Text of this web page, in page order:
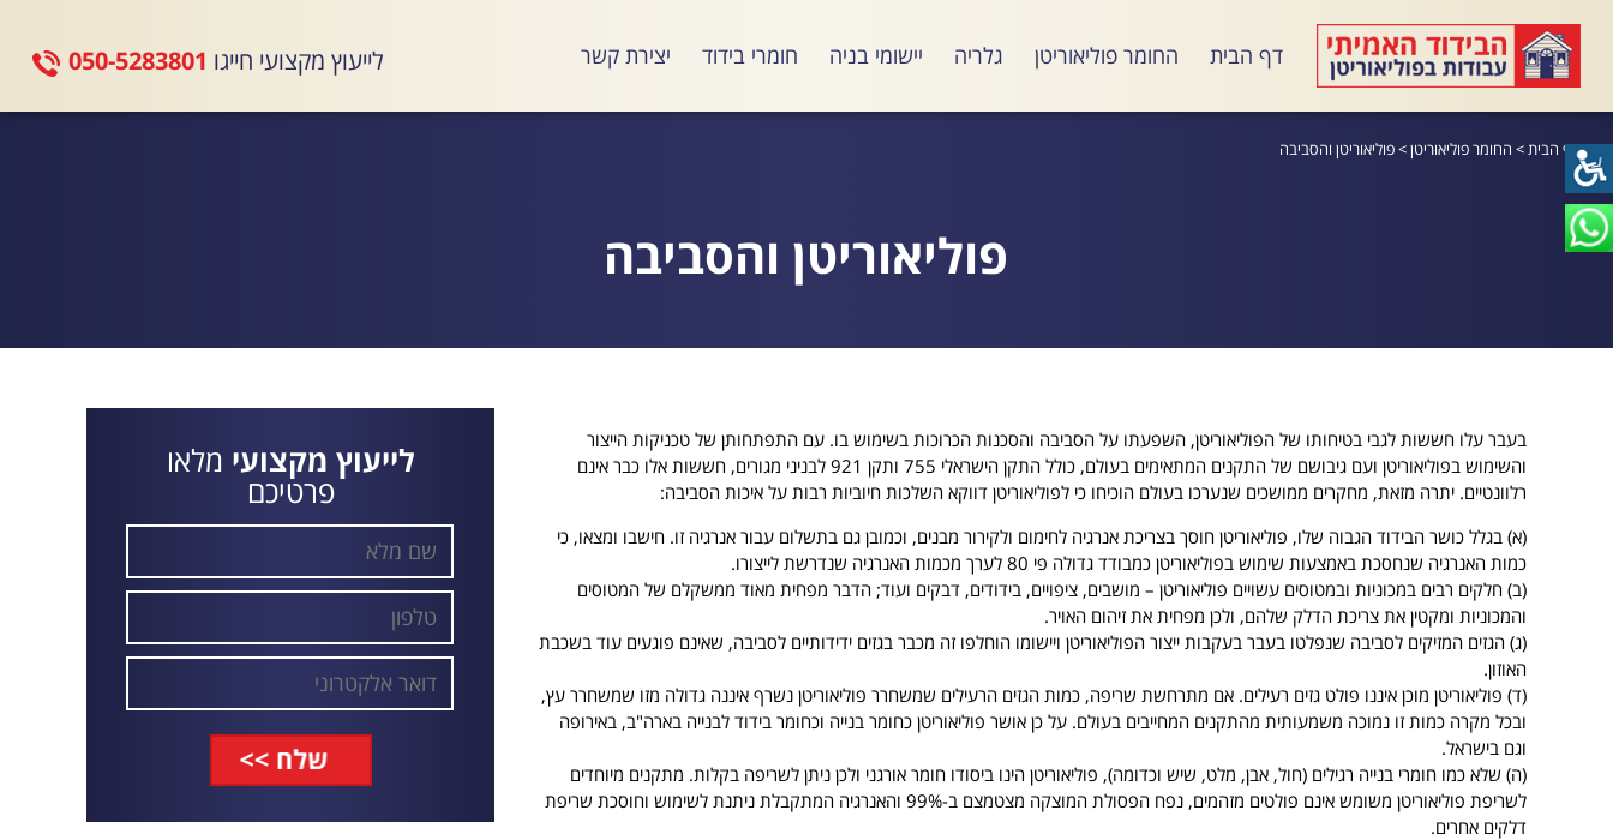
דף הבית החומר פוליאוריטן גלריה יישומי בניה חומרי בידוד יצירת קשר לייעוץ מקצועי חייגו 050-5283801
דף הבית> החומר פוליאוריטן>פוליאוריטן והסביבה
פוליאוריטן והסביבה
לייעוץ מקצועי מלאו
פרטיכם
בעבר עלו חששות לגבי בטיחותו של הפוליאוריטן, השפעתו על הסביבה והסכנות הכרוכות בשימוש בו. עם התפתחותן של טכניקות הייצור
והשימוש בפוליאוריטן ועם גיבושם של התקנים המתאימים בעולם, כולל התקן הישראלי 755 ותקן 921 לבניני מגורים, חששות אלו כבר אינם
רלוונטיים. יתרה מזאת, מחקרים ממושכים שנערכו בעולם הוכיחו כי לפוליאוריטן דווקא השלכות חיוביות רבות על איכות הסביבה:
(א) בגלל כושר הבידוד הגבוה שלו, פוליאוריטן חוסך בצריכת אנרגיה לחימום ולקירור מבנים, וכמובן גם בתשלום עבור אנרגיה זו. חישבו ומצאו, כי
כמות האנרגיה שנחסכת באמצעות שימוש בפוליאוריטן כמבודד גדולה פי 80 לערך מכמות האנרגיה שנדרשת לייצורו.
(ב) חלקים רבים במכוניות ובמטוסים עשויים פוליאוריטן – מושבים, ציפויים, בידודים, דבקים ועוד; הדבר מפחית מאוד ממשקלם של המטוסים
והמכוניות ומקטין את צריכת הדלק שלהם, ולכן מפחית את זיהום האויר.
(ג) הגזים המזיקים לסביבה שנפלטו בעבר בעקבות ייצור הפוליאוריטן ויישומו הוחלפו זה מכבר בגזים ידידותיים לסביבה, שאינם פוגעים עוד בשכבת
האוזון.
(ד) פוליאוריטן מוכן איננו פולט גזים רעילים. אם מתרחשת שריפה, כמות הגזים הרעילים שמשחרר פוליאוריטן נשרף איננה גדולה מזו שמשחרר עץ,
ובכל מקרה כמות זו נמוכה משמעותית מהתקנים המחייבים בעולם. על כן אושר פוליאוריטן כחומר בנייה וכחומר בידוד לבנייה בארה"ב, באירופה
וגם בישראל.
(ה) שלא כמו חומרי בנייה רגילים (חול, אבן, מלט, שיש וכדומה), פוליאוריטן הינו ביסודו חומר אורגני ולכן ניתן לשריפה בקלות. מתקנים מיוחדים
לשריפת פוליאוריטן משומש אינם פולטים מזהמים, נפח הפסולת המוצקה מצטמצם ב-99% והאנרגיה המתקבלת ניתנת לשימוש וחוסכת שריפת
דלקים אחרים.